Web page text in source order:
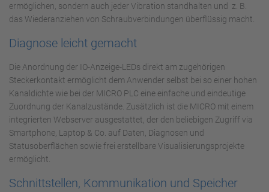
ermöglichen, sondern auch jeder Vibration standhalten und z. B.
das Wiederanziehen von Schraubverbindungen überflüssig macht.
Diagnose leicht gemacht
Die Anordnung der IO-Anzeige-LEDs direkt am zugehörigen
Steckerkontakt ermöglicht dem Anwender selbst bei so einer hohen
Kanaldichte wie bei der MICRO PLC eine einfache und eindeutige
Zuordnung der Kanalzustände. Zusätzlich ist die MICRO mit einem
integrierten Webserver ausgestattet, der den beliebigen Zugriff via
Smartphone, Laptop & Co. auf Daten, Diagnosen und
Statusoberflächen sowie frei erstellbare Visualisierungsprojekte
ermöglicht.
Schnittstellen, Kommunikation und Speicher